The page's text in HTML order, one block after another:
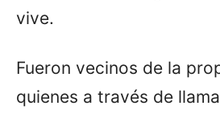
vive.
Fueron vecinos de la
quienes a través de